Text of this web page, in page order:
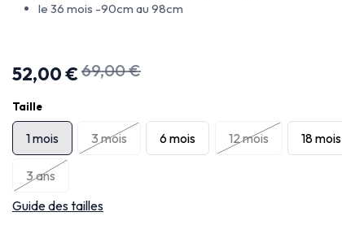
le 36 mois -90cm au 98cm
52,00€69,00€
Taille
1 mois 3 mois 6 mois 12 mois 18 mois
3 ans
Guide des tailles